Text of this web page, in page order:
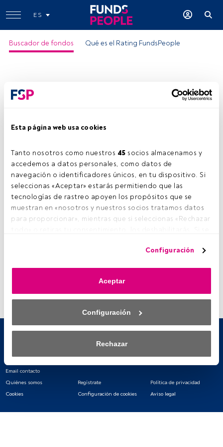
Esta página web usa cookies
Tanto nosotros como nuestros 45 socios almacenamos y
accedemos a datos personales, como datos de
navegación o identificadores únicos, en tu dispositivo. Si
seleccionas «Aceptar» estarás permitiendo que las
tecnologías de rastreo apoyen los propósitos que se
muestran en «nosotros y nuestros socios tratamos datos
para proporcionar», mientras que si seleccionas «Rechazar
anuncios que ves podrían dejar de ser relevantes para ti.
momento haciendo clic en el enlace «Preferencias de
privacidad» que aparece en la parte inferior de la página
la izquierda de la página web). Tus opciones tendrán
saber más, consulta nuestra política de privacidad.
datos para proporcionar:
activamente las características del dispositivo para su
identificación. Almacenar la información en un dispositivo
Configuración
Aceptar
Configuración
Rechazar
ES
Buscador de fondos Qué es el Rating FundsPeople
Email contacto
Quiénes somos
Regístrate
Política de privacidad
Cookies
Configuración de cookies Aviso legal